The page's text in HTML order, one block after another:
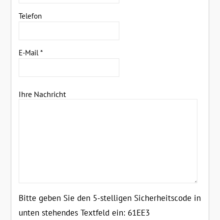
Telefon
E-Mail*
Ihre Nachricht
Bitte geben Sie den 5-stelligen Sicherheitscode in
unten stehendes Textfeld ein: 61EE3